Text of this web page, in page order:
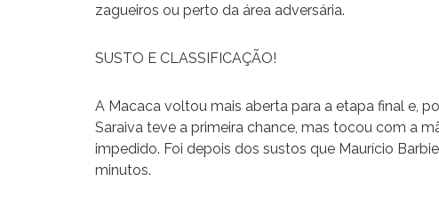
zagueiros ou perto da área adversária.
SUSTO E CLASSIFICAÇÃO!
A Macaca voltou mais aberta para a etapa final e,
Saraiva teve a primeira chance, mas tocou com a
impedido. Foi depois dos sustos que Maurício
minutos.